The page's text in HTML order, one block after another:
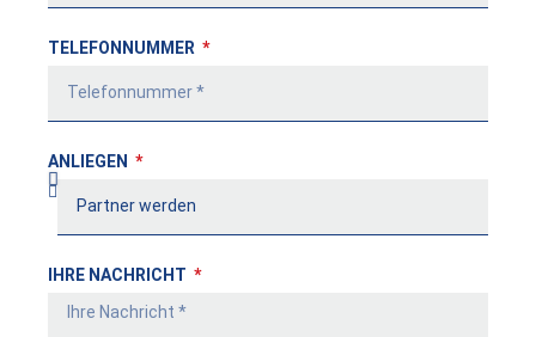
TELEFONNUMMER
ANLIEGEN
IHRE NACHRICHT